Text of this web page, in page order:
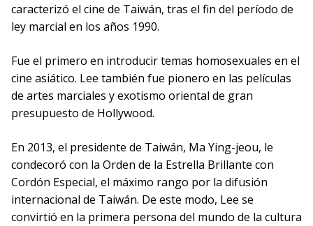
caracterizó el cine de Taiwán, tras el fin del período de
ley marcial en los años 1990.
Fue el primero en introducir temas homosexuales en el
cine asiático. Lee también fue pionero en las películas
de artes marciales y exotismo oriental de gran
presupuesto de Hollywood.
En 2013, el presidente de Taiwán, Ma Ying-jeou, le
condecoró con la Orden de la Estrella Brillante con
Cordón Especial, el máximo rango por la difusión
internacional de Taiwán. De este modo, Lee se
convirtió en la primera persona del mundo de la cultura